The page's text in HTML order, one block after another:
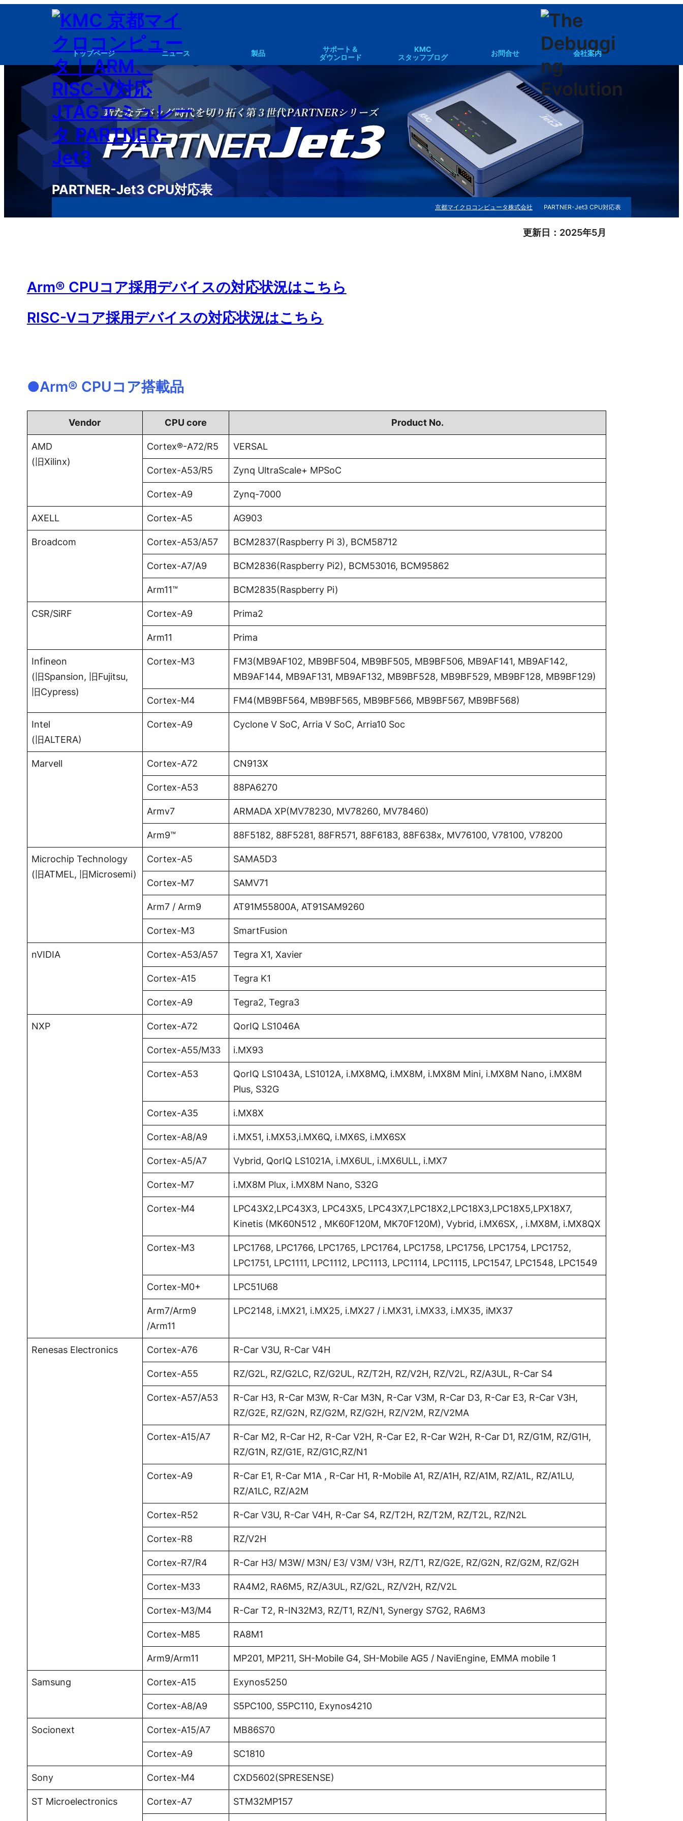
トップページ ニュース 製品
PARTNER-Jet3 PARTNER-Jet2 exeGCC
サポート＆
ダウンロード
KMC
スタッフブログ
お問合せ
PARTNER Jet3 資料請求・見積もり請求 PARTNER Jet2 資料請求・見積もり請求 その他製品のお問合せ
会社案内
PARTNER-Jet3 CPU対応表
京都マイクロコンピュータ株式会社 PARTNER-Jet3 CPU対応表
更新日：2025年5月
Arm® CPUコア採用デバイスの対応状況はこちら
RISC-Vコア採用デバイスの対応状況はこちら
●Arm® CPUコア搭載品
Vendor CPU core Product No.
AMD
(旧Xilinx)
Cortex®-A72/R5 VERSAL
Cortex-A53/R5 Zynq UltraScale+ MPSoC
Cortex-A9 Zynq-7000
AXELL Cortex-A5 AG903
Broadcom Cortex-A53/A57 BCM2837(Raspberry Pi 3), BCM58712
Cortex-A7/A9 BCM2836(Raspberry Pi2), BCM53016, BCM95862
Arm11™ BCM2835(Raspberry Pi)
CSR/SiRF Cortex-A9 Prima2
Arm11 Prima
Infineon
(旧Spansion, 旧Fujitsu,
旧Cypress)
Cortex-M3
FM3(MB9AF102, MB9BF504, MB9BF505, MB9BF506, MB9AF141, MB9AF142,
MB9AF144, MB9AF131, MB9AF132, MB9BF528, MB9BF529, MB9BF128, MB9BF129)
Cortex-M4 FM4(MB9BF564, MB9BF565, MB9BF566, MB9BF567, MB9BF568)
Intel
(旧ALTERA)
Cortex-A9 Cyclone V SoC, Arria V SoC, Arria10 Soc
Marvell Cortex-A72 CN913X
Cortex-A53 88PA6270
Armv7 ARMADA XP(MV78230, MV78260, MV78460)
Arm9™ 88F5182, 88F5281, 88FR571, 88F6183, 88F638x, MV76100, V78100, V78200
Microchip Technology
(旧ATMEL, 旧Microsemi)
Cortex-A5 SAMA5D3
Cortex-M7 SAMV71
Arm7 / Arm9 AT91M55800A, AT91SAM9260
Cortex-M3 SmartFusion
nVIDIA Cortex-A53/A57 Tegra X1, Xavier
Cortex-A15 Tegra K1
Cortex-A9 Tegra2, Tegra3
NXP Cortex-A72 QorIQ LS1046A
Cortex-A55/M33 i.MX93
Cortex-A53
QorIQ LS1043A, LS1012A, i.MX8MQ, i.MX8M, i.MX8M Mini, i.MX8M Nano, i.MX8M
Plus, S32G
Cortex-A35 i.MX8X
Cortex-A8/A9 i.MX51, i.MX53,i.MX6Q, i.MX6S, i.MX6SX
Cortex-A5/A7 Vybrid, QorIQ LS1021A, i.MX6UL, i.MX6ULL, i.MX7
Cortex-M7 i.MX8M Plux, i.MX8M Nano, S32G
Cortex-M4
LPC43X2,LPC43X3, LPC43X5, LPC43X7,LPC18X2,LPC18X3,LPC18X5,LPX18X7,
Kinetis (MK60N512 , MK60F120M, MK70F120M), Vybrid, i.MX6SX, , i.MX8M, i.MX8QX
Cortex-M3
LPC1768, LPC1766, LPC1765, LPC1764, LPC1758, LPC1756, LPC1754, LPC1752,
LPC1751, LPC1111, LPC1112, LPC1113, LPC1114, LPC1115, LPC1547, LPC1548, LPC1549
Cortex-M0+ LPC51U68
Arm7/Arm9
/Arm11
LPC2148, i.MX21, i.MX25, i.MX27 / i.MX31, i.MX33, i.MX35, iMX37
Renesas Electronics Cortex-A76 R-Car V3U, R-Car V4H
Cortex-A55 RZ/G2L, RZ/G2LC, RZ/G2UL, RZ/T2H, RZ/V2H, RZ/V2L, RZ/A3UL, R-Car S4
Cortex-A57/A53
R-Car H3, R-Car M3W, R-Car M3N, R-Car V3M, R-Car D3, R-Car E3, R-Car V3H,
RZ/G2E, RZ/G2N, RZ/G2M, RZ/G2H, RZ/V2M, RZ/V2MA
Cortex-A15/A7
R-Car M2, R-Car H2, R-Car V2H, R-Car E2, R-Car W2H, R-Car D1, RZ/G1M, RZ/G1H,
RZ/G1N, RZ/G1E, RZ/G1C,RZ/N1
Cortex-A9
R-Car E1, R-Car M1A , R-Car H1, R-Mobile A1, RZ/A1H, RZ/A1M, RZ/A1L, RZ/A1LU,
RZ/A1LC, RZ/A2M
Cortex-R52 R-Car V3U, R-Car V4H, R-Car S4, RZ/T2H, RZ/T2M, RZ/T2L, RZ/N2L
Cortex-R8 RZ/V2H
Cortex-R7/R4 R-Car H3/ M3W/ M3N/ E3/ V3M/ V3H, RZ/T1, RZ/G2E, RZ/G2N, RZ/G2M, RZ/G2H
Cortex-M33 RA4M2, RA6M5, RZ/A3UL, RZ/G2L, RZ/V2H, RZ/V2L
Cortex-M3/M4 R-Car T2, R-IN32M3, RZ/T1, RZ/N1, Synergy S7G2, RA6M3
Cortex-M85 RA8M1
Arm9/Arm11 MP201, MP211, SH-Mobile G4, SH-Mobile AG5 / NaviEngine, EMMA mobile 1
Samsung Cortex-A15 Exynos5250
Cortex-A8/A9 S5PC100, S5PC110, Exynos4210
Socionext Cortex-A15/A7 MB86S70
Cortex-A9 SC1810
Sony Cortex-M4 CXD5602(SPRESENSE)
ST Microelectronics Cortex-A7 STM32MP157